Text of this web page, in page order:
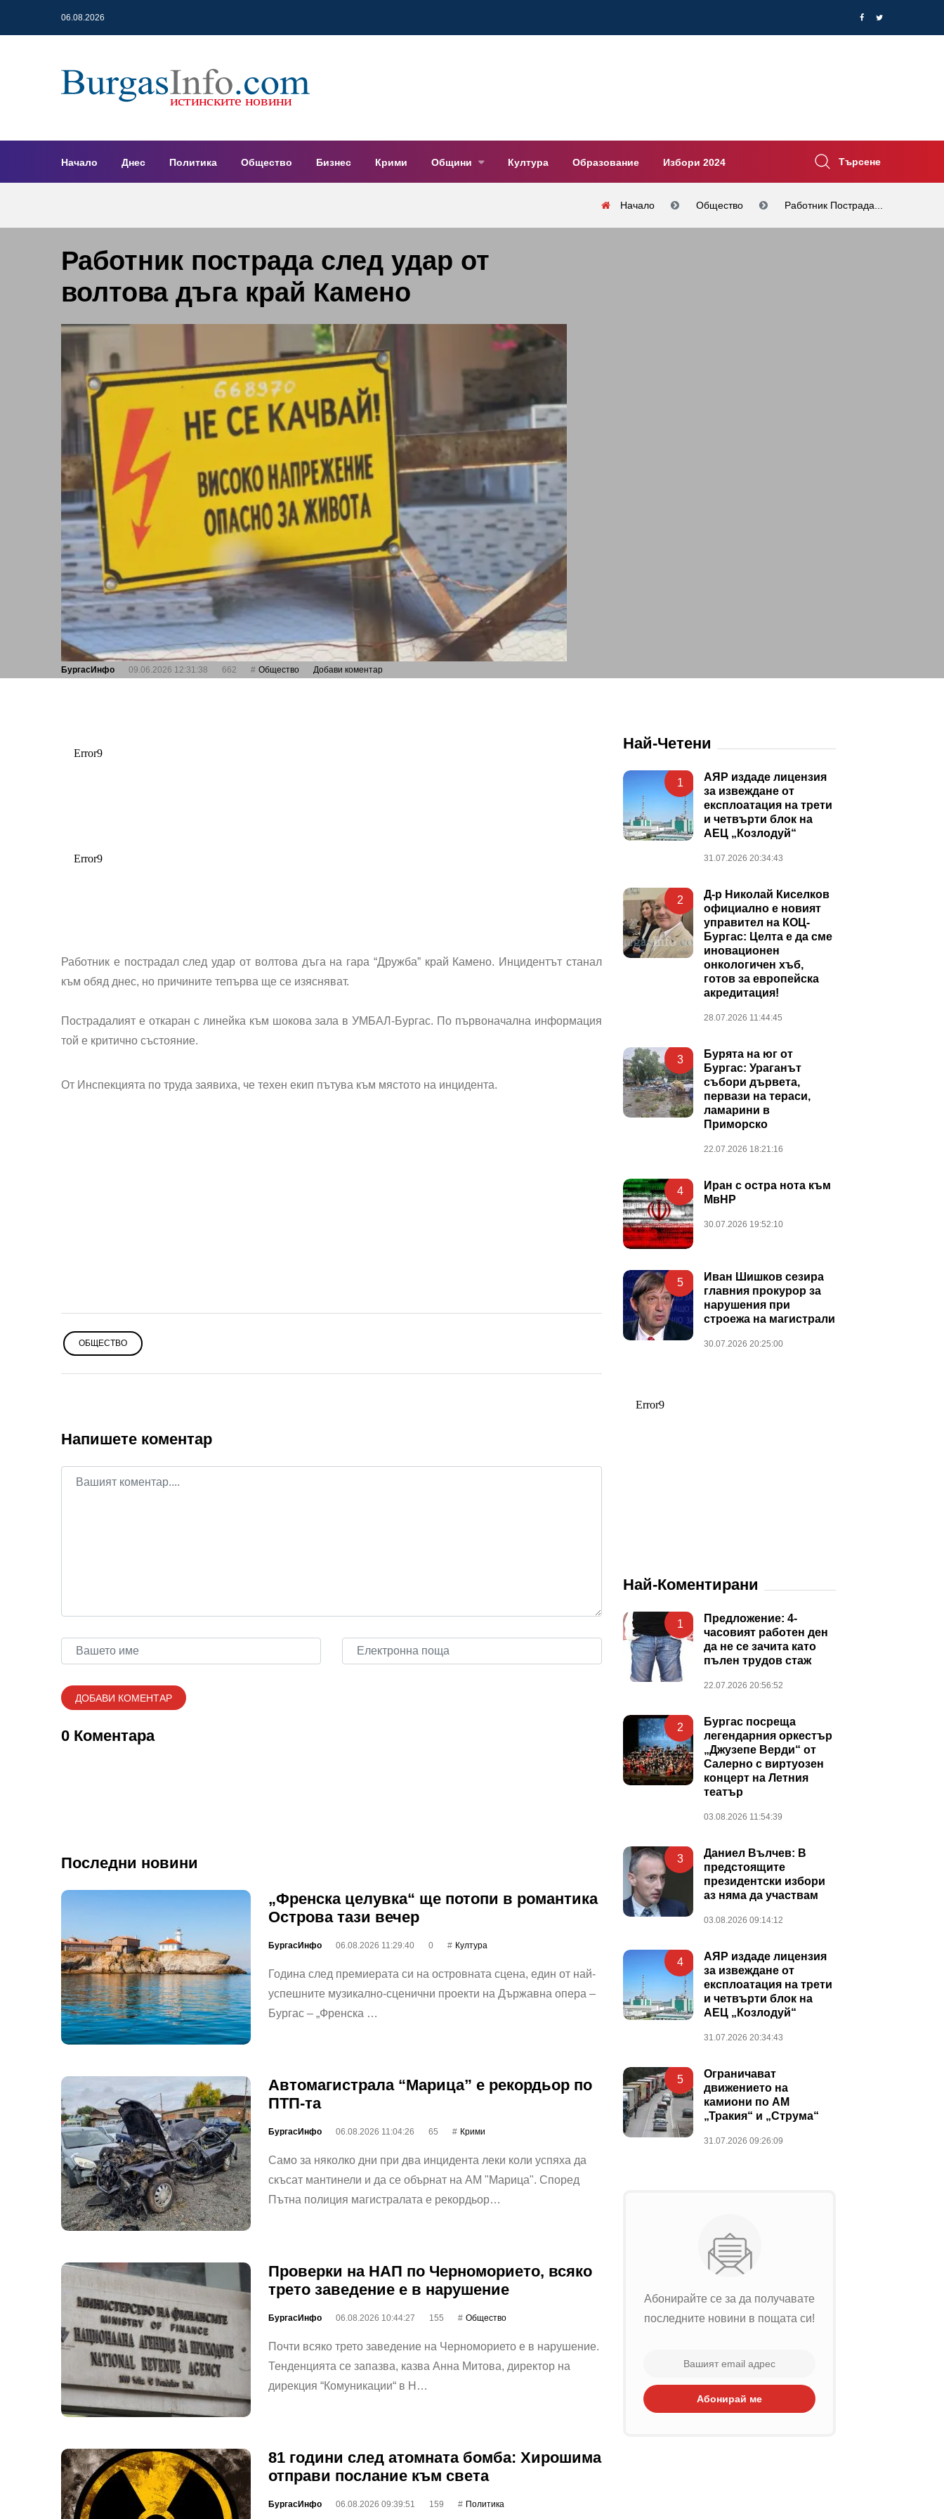
06.08.2026
Начало Днес Политика Общество Бизнес Крими Общини Култура Образование Избори 2024 Търсене
Начало Общество Работник Пострада...
Работник пострада след удар от
волтова дъга край Камено
БургасИнфо 09.06.2026 12:31:38 662 Общество Добави коментар
Работник е пострадал след удар от волтова дъга на гара “Дружба” край Камено. И нцидентът станал
към обяд днес, но причините тепърва ще се изясняват.
Пострадалият е откаран с линейка към шокова зала в УМБАЛ-Бургас. По първоначална информация
той е критично състояние.
От Инспекцията по труда заявиха, че техен екип пътува към мястото на инцидента.
ОБЩЕСТВО
Напишете коментар
0 Коментара
Последни новини
„Френска целувка“ ще потопи в романтика
Острова тази вечер
БургасИнфо 06.08.2026 11:29:40 0 Култура
Година след премиерата си на островната сцена, един от най‐
успешните музикално-сценични проекти на Държавна опера –
Бургас – „Френска …
Автомагистрала “Марица” е рекордьор по
ПТП-та
БургасИнфо 06.08.2026 11:04:26 65 Крими
Само за няколко дни при два инцидента леки коли успяха да
скъсат мантинели и да се обърнат на АМ "Марица". Според
Пътна полиция магистралата е рекордьор…
Проверки на НАП по Черноморието, всяко
трето заведение е в нарушение
БургасИнфо 06.08.2026 10:44:27 155 Общество
Почти всяко трето заведение на Черноморието е в нарушение.
Тенденцията се запазва, казва Анна Митова, директор на
дирекция “Комуникации“ в Н…
81 години след атомната бомба: Хирошима
отправи послание към света
БургасИнфо 06.08.2026 09:39:51 159 Политика
Най-Четени
1
АЯР издаде лицензия
за извеждане от
експлоатация на трети
и четвърти блок на
АЕЦ „Козлодуй“
31.07.2026 20:34:43
2
Д-р Николай Киселков
официално е новият
управител на КОЦ-
Бургас: Целта е да сме
иновационен
онкологичен хъб,
готов за европейска
акредитация!
28.07.2026 11:44:45
3
Бурята на юг от
Бургас: Ураганът
събори дървета,
первази на тераси,
ламарини в
Приморско
22.07.2026 18:21:16
4
Иран с остра нота към
МвНР
30.07.2026 19:52:10
5
Иван Шишков сезира
главния прокурор за
нарушения при
строежа на магистрали
30.07.2026 20:25:00
Най-Коментирани
1
Предложение: 4-
часовият работен ден
да не се зачита като
пълен трудов стаж
22.07.2026 20:56:52
2
Бургас посреща
легендарния оркестър
„Джузепе Верди“ от
Салерно с виртуозен
концерт на Летния
театър
03.08.2026 11:54:39
3
Даниел Вълчев: В
предстоящите
президентски избори
аз няма да участвам
03.08.2026 09:14:12
4
АЯР издаде лицензия
за извеждане от
експлоатация на трети
и четвърти блок на
АЕЦ „Козлодуй“
31.07.2026 20:34:43
5
Ограничават
движението на
камиони по АМ
„Тракия“ и „Струма“
31.07.2026 09:26:09
Абонирайте се за да получавате
последните новини в пощата си!
Абонирай ме